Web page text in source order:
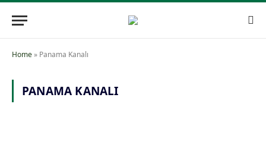
Home» Panama Kanalı
PANAMA KANALI